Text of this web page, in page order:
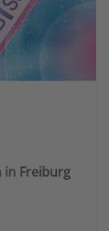
in Freiburg